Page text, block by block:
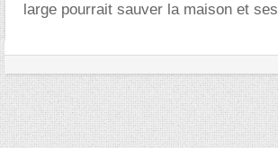
large pourrait sauver la maison et